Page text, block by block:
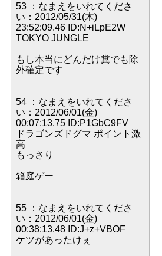
53 ：なまえをいれてくださ
い：2012/05/31(木)
23:52:09.46 ID:N+iLpE2W
TOKYO JUNGLE
もし本当にどんだけ糞でも除
外確定です
54 ：なまえをいれてくださ
い：2012/06/01(金)
00:07:13.75 ID:P1GbC9FV
ドラゴンズドグマ ポイント激
高
もっさり
箱庭ゲー
55 ：なまえをいれてくださ
い：2012/06/01(金)
00:38:13.48 ID:J+z+VBOF
ケツがあったけぇ